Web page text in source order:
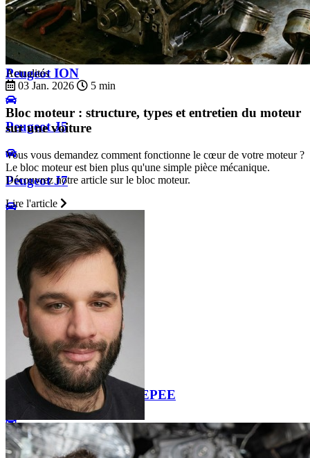
Peugeot EXPERT 4
Peugeot ION
Peugeot J5
Peugeot J7
Peugeot J9
Peugeot PARTNER 1
Peugeot PARTNER 2
Peugeot PARTNER 2 TEPEE
Peugeot PARTNER 3
Actualités
03 Jan. 2026
5 min
Bloc moteur : structure, types et entretien du moteur
sur une voiture
Vous vous demandez comment fonctionne le cœur de votre moteur ?
Le bloc moteur est bien plus qu'une simple pièce mécanique.
Découvrez notre article sur le bloc moteur.
Lire l'article